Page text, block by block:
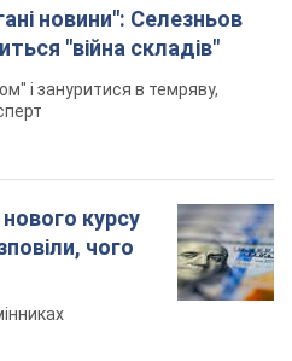
новини": Селезньов
"війна складів"
і зануритися в темряву,
курсу
чого